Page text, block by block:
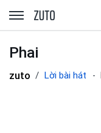
zuto.vn
Phai
zuto Lời bài hát